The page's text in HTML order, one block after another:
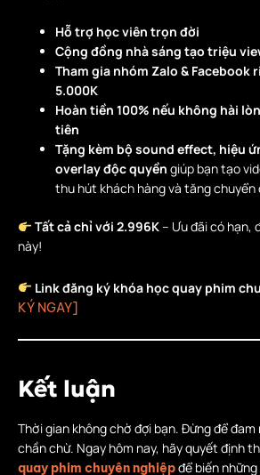
Hỗ trợ học viên trọn đời
Cộng đồng nhà sáng tạo triệu
Tham gia nhóm Zalo & Facebook
5.000K
Hoàn tiền 100% nếu không hài
tiên
Tặng kèm bộ sound effect, hiệu
overlay độc quyền giúp bạn tạo
thu hút khách hàng và tăng chuyển
Tất cả chỉ với 2.996K– Ưu đãi có hạn,
này!
Link đăng ký khóa học quay phim
KÝ NGAY]
Kết luận
Thời gian không chờ đợi bạn. Đừng để đam
chần chừ. Ngay hôm nay, hãy quyết định
quay phim chuyên nghiệpđể biến